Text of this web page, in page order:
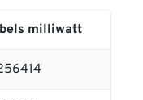
milliwatt